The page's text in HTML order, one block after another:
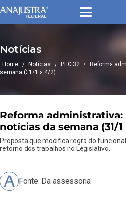
Notícias
Home / Notícias / PEC 32 /
Reforma
semana (31/1 a 4/2)
Reforma
notícias da semana (31/1
Proposta que modifica regra do
retorno dos trabalhos no Legislativo.
Fonte: Da assessoria